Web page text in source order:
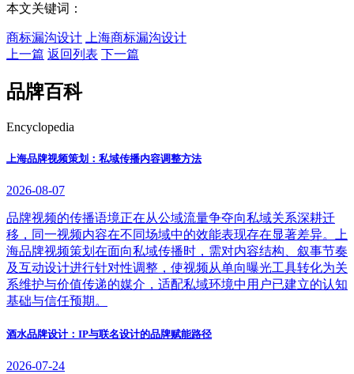
本文关键词：
商标漏沟设计
上海商标漏沟设计
上一篇 返回列表 下一篇
品牌百科
Encyclopedia
上海品牌视频策划：私域传播内容调整方法
2026-08-07
品牌视频的传播语境正在从公域流量争夺向私域关系深耕迁
移，同一视频内容在不同场域中的效能表现存在显著差异。上
海品牌视频策划在面向私域传播时，需对内容结构、叙事节奏
及互动设计进行针对性调整，使视频从单向曝光工具转化为关
系维护与价值传递的媒介，适配私域环境中用户已建立的认知
基础与信任预期。
酒水品牌设计：IP与联名设计的品牌赋能路径
2026-07-24